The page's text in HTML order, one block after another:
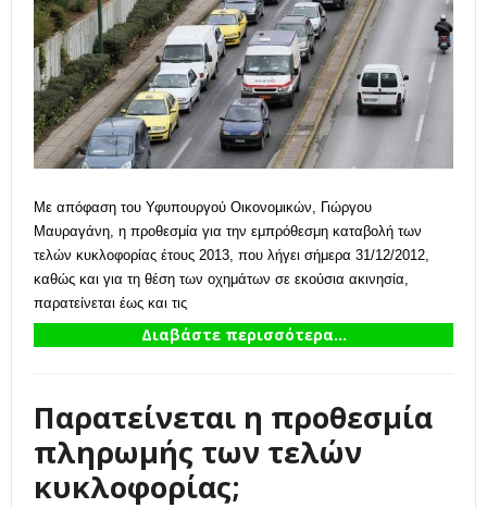
Με απόφαση του Υφυπουργού Οικονομικών, Γιώργου
Μαυραγάνη, η προθεσμία για την εμπρόθεσμη καταβολή των
τελών κυκλοφορίας έτους 2013, που λήγει σήμερα 31/12/2012,
καθώς και για τη θέση των οχημάτων σε εκούσια ακινησία,
παρατείνεται έως και τις
Διαβάστε περισσότερα...
Παρατείνεται η προθεσμία
πληρωμής των τελών
κυκλοφορίας;